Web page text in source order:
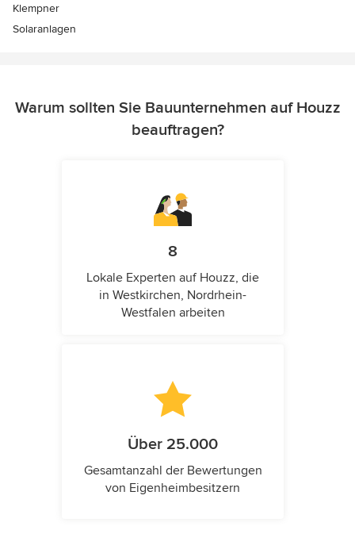
Klempner
Solaranlagen
Warum sollten Sie Bauunternehmen auf Houzz
beauftragen?
8
Lokale Experten auf Houzz, die
in Westkirchen, Nordrhein-
Westfalen arbeiten
Über 25.000
Gesamtanzahl der Bewertungen
von Eigenheimbesitzern